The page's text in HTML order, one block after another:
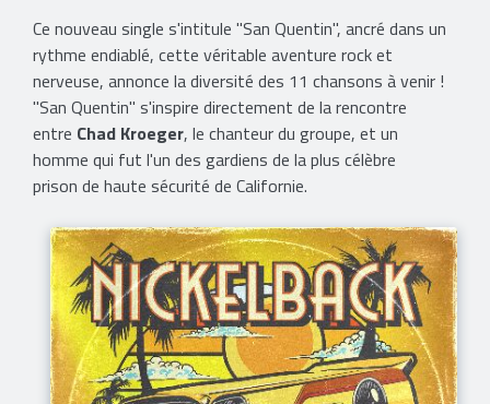
Ce nouveau single s'intitule ''San Quentin'', ancré dans un
rythme endiablé, cette véritable aventure rock et
nerveuse, annonce la diversité des 11 chansons à venir !
''San Quentin'' s'inspire directement de la rencontre
entre Chad Kroeger, le chanteur du groupe, et un
homme qui fut l'un des gardiens de la plus célèbre
prison de haute sécurité de Californie.